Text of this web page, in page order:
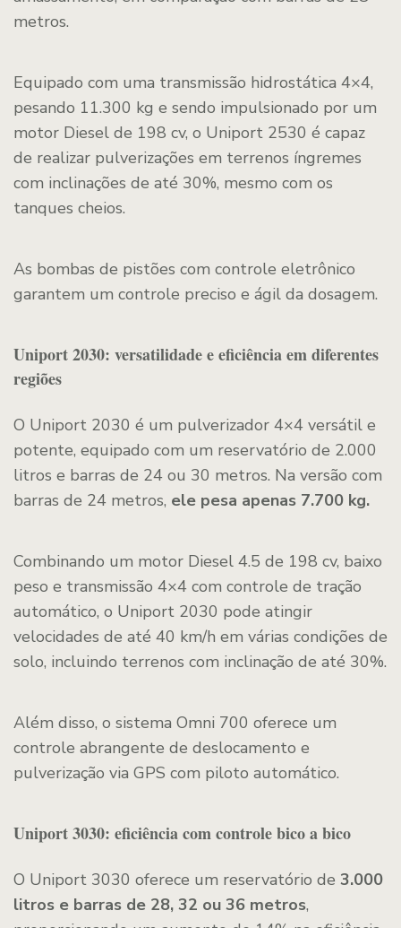
metros.
Equipado com uma transmissão hidrostática 4×4,
pesando 11.300 kg e sendo impulsionado por um
motor Diesel de 198 cv, o Uniport 2530 é capaz
de realizar pulverizações em terrenos íngremes
com inclinações de até 30%, mesmo com os
tanques cheios.
As bombas de pistões com controle eletrônico
garantem um controle preciso e ágil da dosagem.
Uniport 2030: versatilidade e eficiência em diferentes
regiões
O Uniport 2030 é um pulverizador 4×4 versátil e
potente, equipado com um reservatório de 2.000
litros e barras de 24 ou 30 metros. Na versão com
barras de 24 metros, ele pesa apenas 7.700 kg.
Combinando um motor Diesel 4.5 de 198 cv, baixo
peso e transmissão 4×4 com controle de tração
automático, o Uniport 2030 pode atingir
velocidades de até 40 km/h em várias condições de
solo, incluindo terrenos com inclinação de até 30%.
Além disso, o sistema Omni 700 oferece um
controle abrangente de deslocamento e
pulverização via GPS com piloto automático.
Uniport 3030: eficiência com controle bico a bico
O Uniport 3030 oferece um reservatório de 3.000
litros e barras de 28, 32 ou 36 metros,